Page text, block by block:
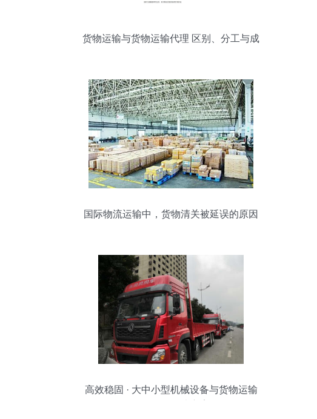
货物运输与货物运输代理 区别、分工与成
国际物流运输中，货物清关被延误的原因
高效稳固 · 大中小型机械设备与货物运输